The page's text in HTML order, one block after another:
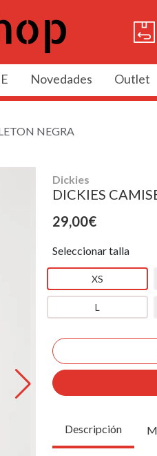
Novedades Outlet
NEGRA
Dickies
DICKIES
29,00€
Seleccionar talla
XS
L
Descripción